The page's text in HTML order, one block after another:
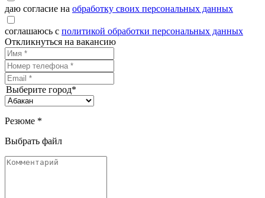
даю согласие на обработку своих персональных данных
соглашаюсь с политикой обработки персональных данных
Откликнуться на вакансию
Выберите город*
Резюме *
Выбрать файл